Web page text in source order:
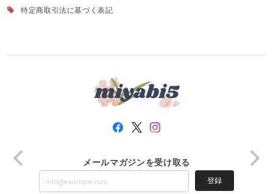
特定商取引法に基づく表記
メールマガジンを受け取る
登録